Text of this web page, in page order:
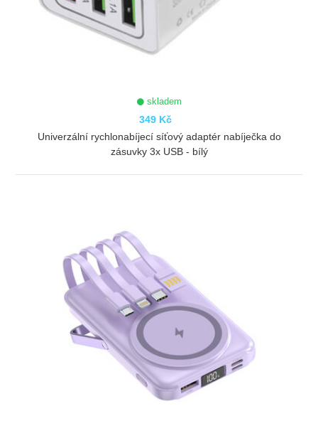
skladem
349 Kč
Univerzální rychlonabíjecí síťový adaptér nabíječka do
zásuvky 3x USB - bílý